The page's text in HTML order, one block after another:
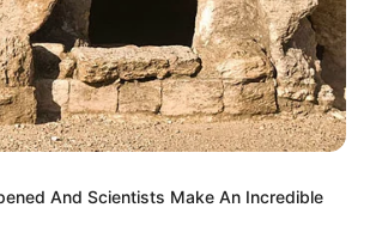
And Scientists Make An Incredible